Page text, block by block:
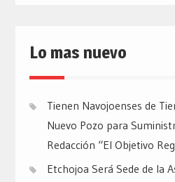
Lo mas nuevo
Tienen Navojoenses de
Nuevo Pozo para
Redacción “El Objetivo
Etchojoa Será Sede de la